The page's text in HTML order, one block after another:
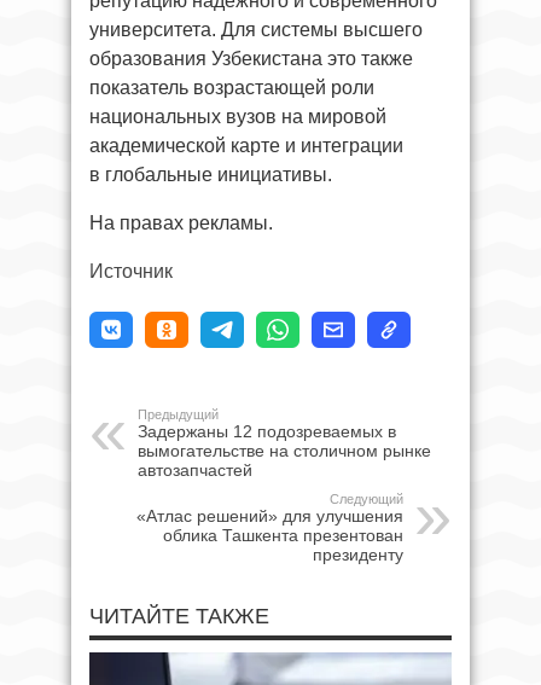
университета. Для системы высшего
образования Узбекистана это также
показатель возрастающей роли
национальных вузов на мировой
академической карте и интеграции
в глобальные инициативы.
На правах рекламы.
Источник
Предыдущий
Задержаны 12 подозреваемых в
вымогательстве на столичном рынке
автозапчастей
Следующий
«Атлас решений» для улучшения
облика Ташкента презентован
президенту
ЧИТАЙТЕ ТАКЖЕ